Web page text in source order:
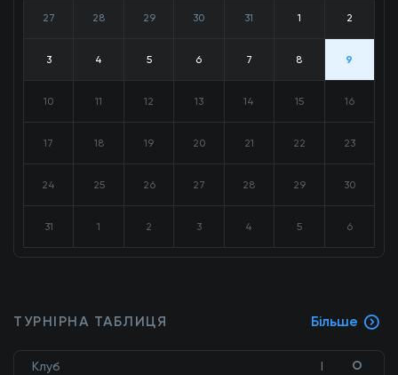
27 28 29 30 31 1 2
3 4 5 6 7 8 9
10 11 12 13 14 15 16
17 18 19 20 21 22 23
24 25 26 27 28 29 30
31 1 2 3 4 5 6
ТУРНІРНА ТАБЛИЦЯ Більше
Клуб І О